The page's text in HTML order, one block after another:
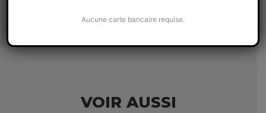
VOIR AUSSI
Aucune carte bancaire requise.